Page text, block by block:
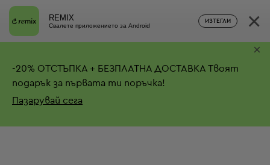
REMIX
Свалете приложението за Android
ИЗТЕГЛИ ×
-20% ОТСТЪПКА + БЕЗПЛАТНА ДОСТАВКА Твоят
подарък за първата ти поръчка!
Пазарувай сега
×